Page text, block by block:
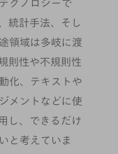
クノロジーで
統計手法、そし
領域は多岐に渡
則性や不規則性
化、テキストや
メントなどに使
し、できるだけ
と考えていま